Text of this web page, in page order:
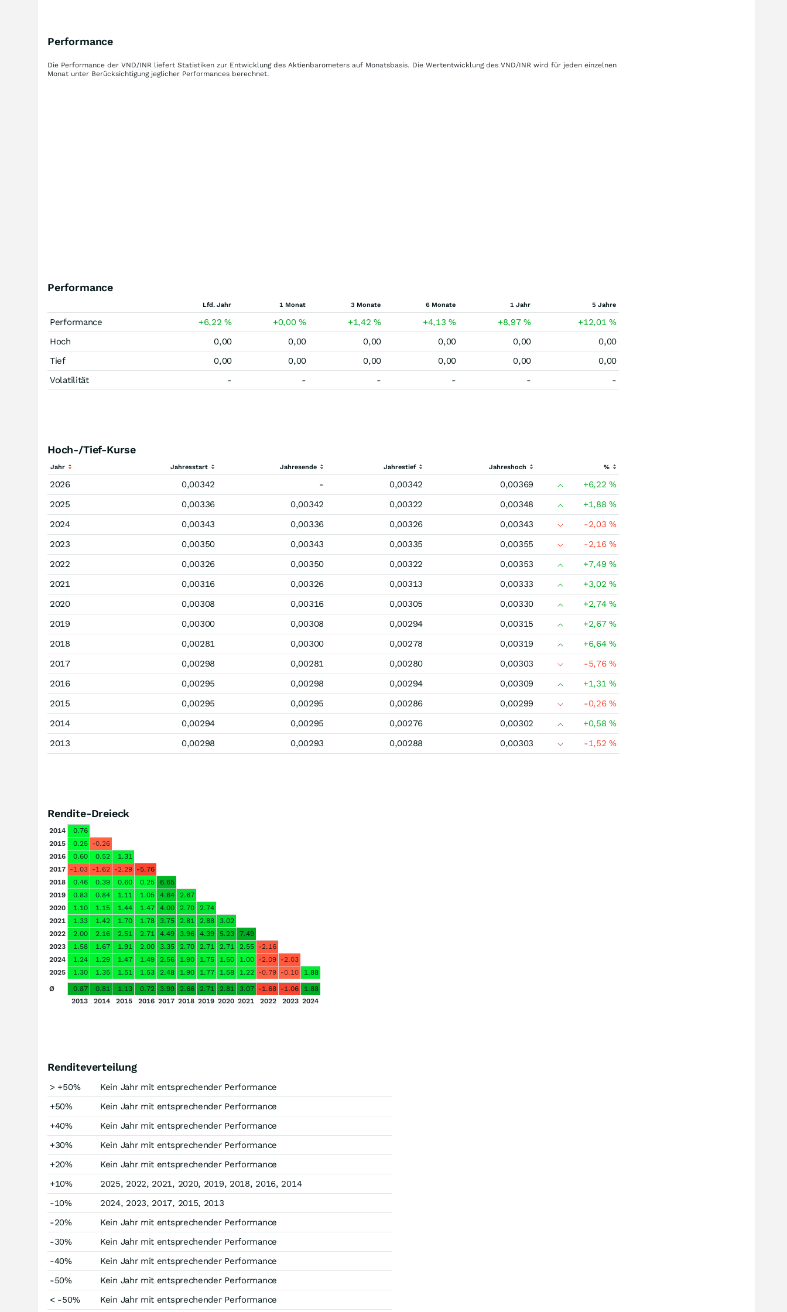
Performance
Die Performance der VND/INR liefert Statistiken zur Entwicklung des Aktienbarometers auf Monatsbasis. Die Wertentwicklung des VND/INR wird für jeden einzelnen
Monat unter Berücksichtigung jeglicher Performances berechnet.
Performance
Lfd. Jahr 1 Monat 3 Monate 6 Monate 1 Jahr 5 Jahre
Performance +6,22% +0,00% +1,42% +4,13% +8,97% +12,01%
Hoch
0,00 0,00 0,00 0,00 0,00
0,00
Tief
0,00 0,00 0,00 0,00 0,00
0,00
Volatilität
- - - - - -
Hoch-/Tief-Kurse
Jahr Jahresstart Jahresende Jahrestief Jahreshoch %
2026 0,00342 - 0,00342 0,00369 +6,22%
2025
0,00336 0,00342 0,00322 0,00348 +1,88%
2024
0,00343 0,00336 0,00326 0,00343 -2,03%
2023
0,00350 0,00343 0,00335 0,00355 -2,16%
2022
0,00326 0,00350 0,00322 0,00353 +7,49%
2021
0,00316 0,00326 0,00313 0,00333 +3,02%
2020
0,00308 0,00316 0,00305 0,00330 +2,74%
2019
0,00300 0,00308 0,00294 0,00315 +2,67%
2018
0,00281 0,00300 0,00278 0,00319 +6,64%
2017
0,00298 0,00281 0,00280 0,00303 -5,76%
2016
0,00295 0,00298 0,00294 0,00309 +1,31%
2015
0,00295 0,00295 0,00286 0,00299 -0,26%
2014
0,00294 0,00295 0,00276 0,00302 +0,58%
2013
0,00298 0,00293 0,00288 0,00303 -1,52%
Rendite-Dreieck
2014
0.76
2015
0.25 -0.26
2016
0.60 0.52
1.31
2017 -1.03 -1.62 -2.29 -5.76
2018
0.46 0.39 0.60 0.25
6.65
2019
0.83 0.84 1.11 1.05 4.64
2.67
2020
1.10 1.15 1.44 1.47 4.00 2.70
2.74
2021
1.33 1.42 1.70 1.78 3.75 2.81 2.88
3.02
2022
2.00 2.16 2.51 2.71 4.49 3.96 4.39 5.23
7.49
2023
1.58 1.67 1.91 2.00 3.35 2.70 2.71 2.71 2.55 -2.16
2024
1.24 1.29 1.47 1.49 2.56 1.90 1.75 1.50 1.00 -2.09 -2.03
2025
1.30 1.35 1.51 1.53 2.48 1.90 1.77 1.58 1.22 -0.79 -0.10
1.88
Ø
0.87 0.81 1.13 0.72 3.99 2.66 2.71 2.81 3.07 -1.68 -1.06
1.88
2013
2014 2015 2016 2017 2018 2019 2020 2021 2022 2023 2024
Renditeverteilung
> +50%
Kein Jahr mit entsprechender Performance
+50%
Kein Jahr mit entsprechender Performance
+40%
Kein Jahr mit entsprechender Performance
+30%
Kein Jahr mit entsprechender Performance
+20%
Kein Jahr mit entsprechender Performance
+10%
2025, 2022, 2021, 2020, 2019, 2018, 2016, 2014
-10%
2024, 2023, 2017, 2015, 2013
-20%
Kein Jahr mit entsprechender Performance
-30%
Kein Jahr mit entsprechender Performance
-40%
Kein Jahr mit entsprechender Performance
-50%
Kein Jahr mit entsprechender Performance
< -50%
Kein Jahr mit entsprechender Performance